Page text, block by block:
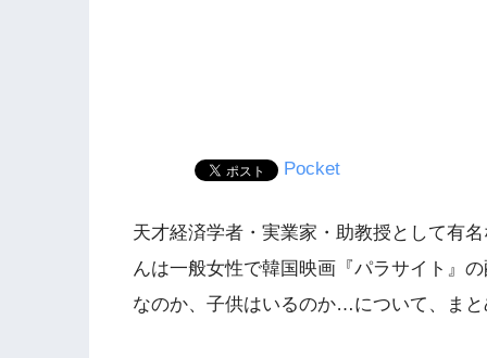
Pocket
天才経済学者・実業家・助教授として有
んは一般女性で韓国映画『パラサイト』
なのか、子供はいるのか…について、まと